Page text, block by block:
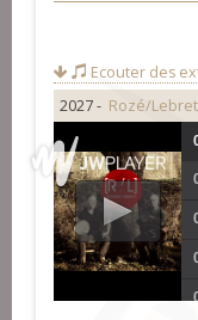
Ecouter des
2027 - Rozé/